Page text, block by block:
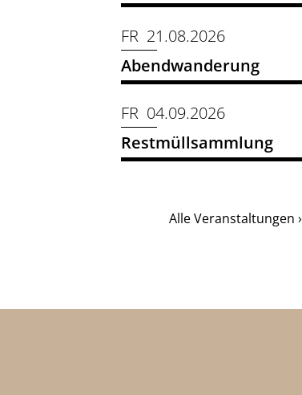
FR 21.08.2026
Abendwanderung
FR 04.09.2026
Restmüllsammlung
Alle Veranstaltungen ›